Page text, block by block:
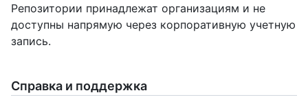
Репозитории принадлежат организациям и не
доступны напрямую через корпоративную учетную
запись.
Справка и поддержка